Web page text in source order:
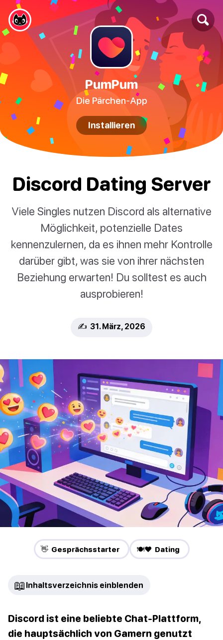
PumPum
Die Pärchen-App
Installieren
Discord Dating Server
Viele Singles nutzen Discord als alternative
Möglichkeit, potenzielle Dates
kennenzulernen, da es ihnen mehr Kontrolle
darüber gibt, was sie von ihrer nächsten
Beziehung erwarten! Du solltest es auch
ausprobieren!
✍️ 31. März, 2026
👋 Gesprächsstarter 🍽️❤️ Dating
📖 Inhaltsverzeichnis einblenden
Discord ist eine beliebte Chat-Plattform,
die hauptsächlich von Gamern genutzt